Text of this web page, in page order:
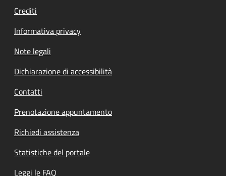
Crediti
Informativa privacy
Note legali
Dichiarazione di accessibilità
Contatti
Prenotazione appuntamento
Richiedi assistenza
Statistiche del portale
Leggi le FAQ